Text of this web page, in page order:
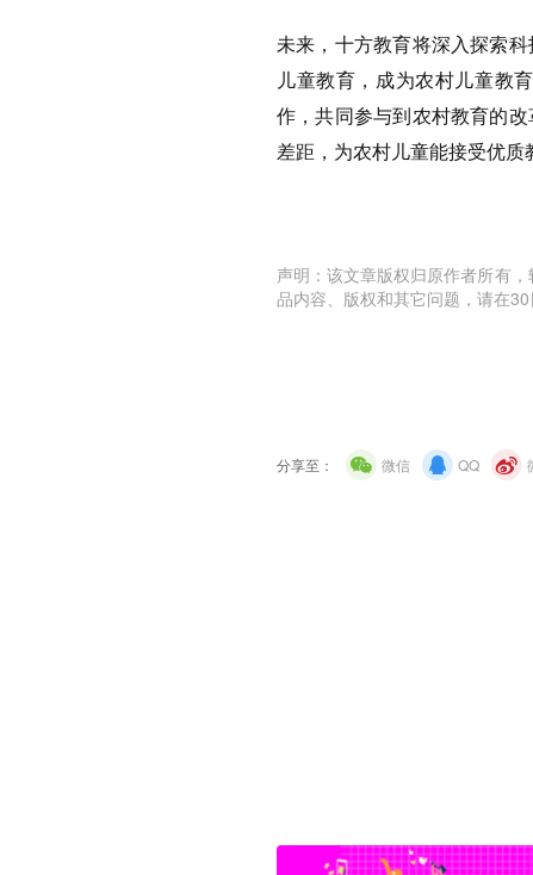
未来，十方教育将深入探索
儿童教育，成为农村儿童教
作，共同参与到农村教育的
差距，为农村儿童能接受优质
声明：该文章版权归原作者所有
品内容、版权和其它问题，请在30
分享至： 微信 QQ